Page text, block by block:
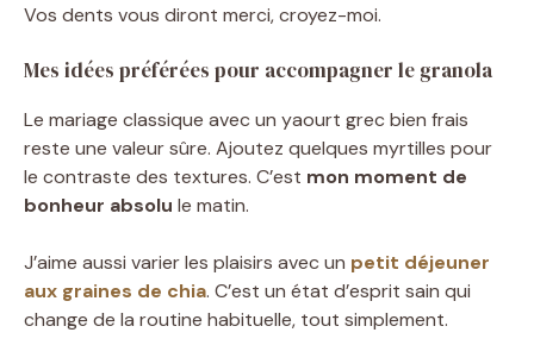
Vos dents vous diront merci, croyez-moi.
Mes idées préférées pour accompagner le granola
Le mariage classique avec un yaourt grec bien frais
reste une valeur sûre. Ajoutez quelques myrtilles pour
le contraste des textures. C’est mon moment de
bonheur absolu le matin.
J’aime aussi varier les plaisirs avec un petit déjeuner
aux graines de chia. C’est un état d’esprit sain qui
change de la routine habituelle, tout simplement.